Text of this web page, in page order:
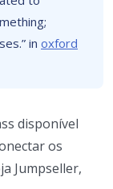
in oxford
disponível
os
Jumpseller,